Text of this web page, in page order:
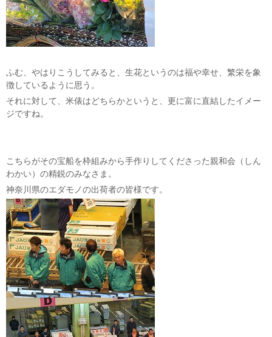
ふむ、やはりこうしてみると、生花というのは福や幸せ、繁栄を象
徴しているように思う。
それに対して、米俵はどちらかというと、更に富に直結したイメー
ジですね。
こちらがその宝船を枠組みから手作りしてくださった親和会（しん
わかい）の精鋭のみなさま。
神奈川県のエダモノの出荷者の皆様です。